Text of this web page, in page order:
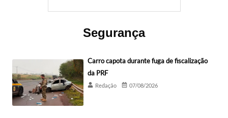
Segurança
Carro capota durante fuga de fiscalização
da PRF
Redação 07/08/2026